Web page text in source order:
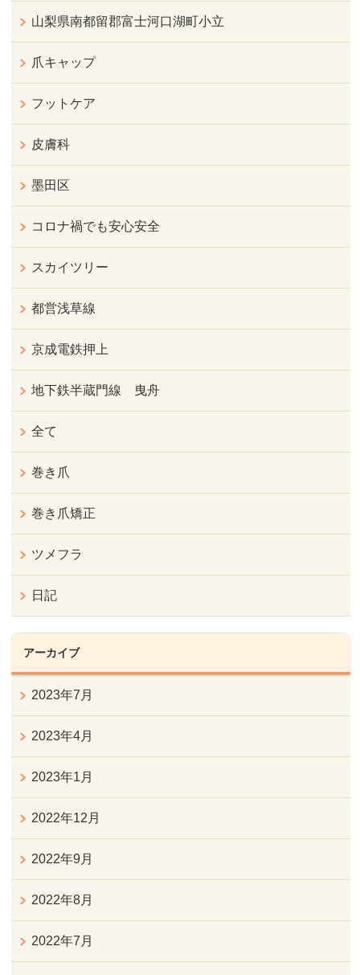
山梨県南都留郡富士河口湖町小立
爪キャップ
フットケア
皮膚科
墨田区
コロナ禍でも安心安全
スカイツリー
都営浅草線
京成電鉄押上
地下鉄半蔵門線 曳舟
全て
巻き爪
巻き爪矯正
ツメフラ
日記
アーカイブ
2023年7月
2023年4月
2023年1月
2022年12月
2022年9月
2022年8月
2022年7月